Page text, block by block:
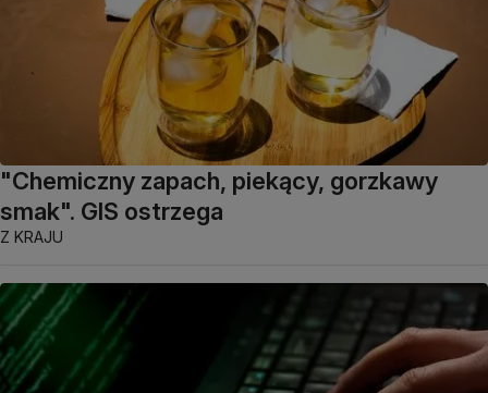
"Chemiczny zapach, piekący, gorzkawy
smak". GIS ostrzega
Z KRAJU